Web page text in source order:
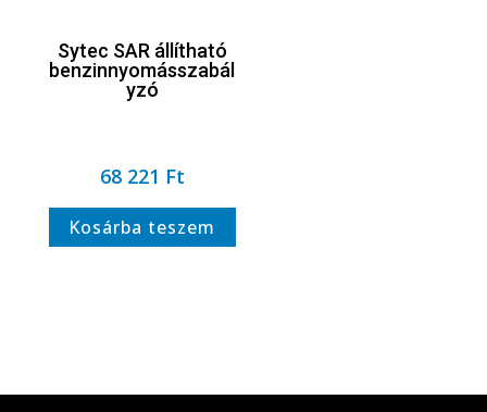
Sytec SAR állítható
benzinnyomásszabál
yzó
68 221 Ft
Kosárba teszem